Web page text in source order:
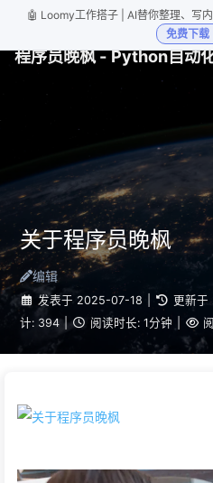
🤖 Loomy工作搭子 | AI替你整理、写
免费下
程序员晚枫 - Python自动
关于程序员晚枫
编辑
发表于 2025-07-18 更新于
计: 394 | 阅读时长: 1分钟